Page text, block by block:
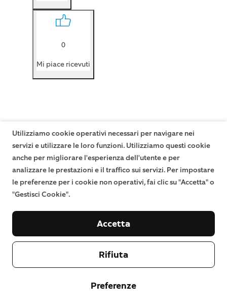
0
Mi piace ricevuti
Utilizziamo cookie operativi necessari per navigare nei
servizi e utilizzare le loro funzioni. Utilizziamo questi cookie
anche per migliorare l'esperienza dell'utente e per
analizzare le prestazioni e il traffico sui servizi. Per impostare
le preferenze per i cookie non operativi, fai clic su "Accetta" o
"Gestisci Cookie".
Preferenze
Rifiuta
Accetta